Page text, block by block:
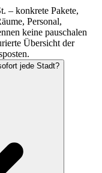
– konkrete Pakete,
Personal,
keine pauschalen
Übersicht der
jede Stadt?